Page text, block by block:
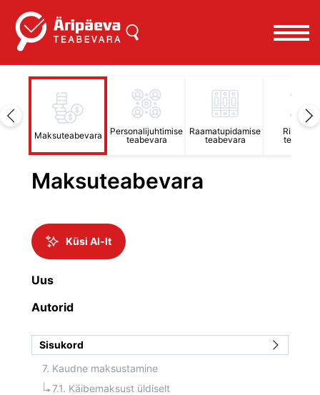
Maksuteabevara
Personalijuhtimise
teabevara
Raamatupidamise
teabevara
Maksuteabevara
Küsi AI-lt
Uus
Autorid
Sisukord
7. Kaudne maksustamine
7.1. Käibemaksust üldiselt